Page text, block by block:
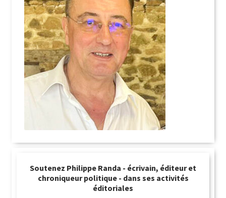
Soutenez Philippe Randa - écrivain, éditeur et
chroniqueur politique - dans ses activités
éditoriales